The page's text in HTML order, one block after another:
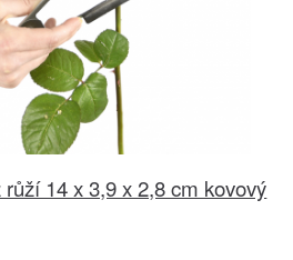
14 x 3,9 x 2,8 cm kovový